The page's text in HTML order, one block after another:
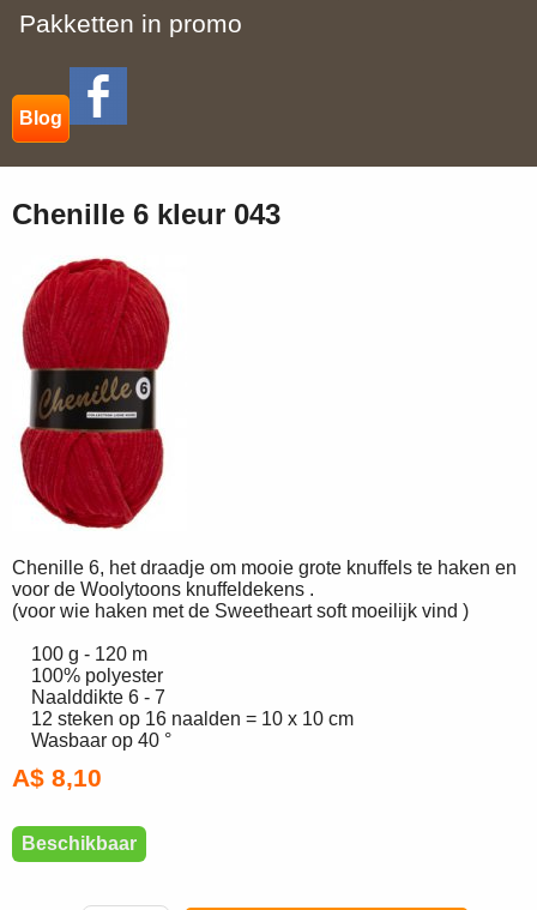
Pakketten in promo
Blog
Chenille 6 kleur 043
Chenille 6, het draadje om mooie grote knuffels te haken en
voor de Woolytoons knuffeldekens .
(voor wie haken met de Sweetheart soft moeilijk vind )
100 g - 120 m
100% polyester
Naalddikte 6 - 7
12 steken op 16 naalden = 10 x 10 cm
Wasbaar op 40 °
A$ 8,10
Beschikbaar